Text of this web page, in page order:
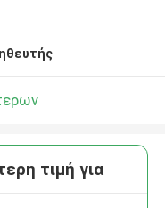
τιμή για